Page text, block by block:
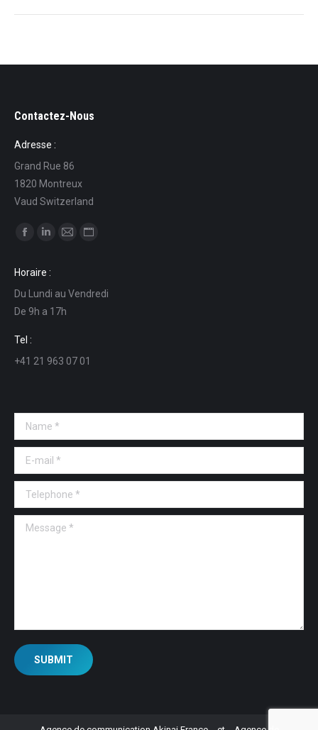
Contactez-Nous
Adresse :
Grand Rue 86
1820 Montreux
Vaud Switzerland
Find us on:
opens
in
new
window
opens
in
new
in
in
Horaire :
Du Lundi au Vendredi
De 9h a 17h
Tel :
+41 21 963 07 01
Name *
E-mail *
Telephone *
Message *
SUBMIT